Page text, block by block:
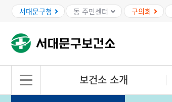
본문바로가기
서대문구청 동 주민센터 구의회
보건소 소개